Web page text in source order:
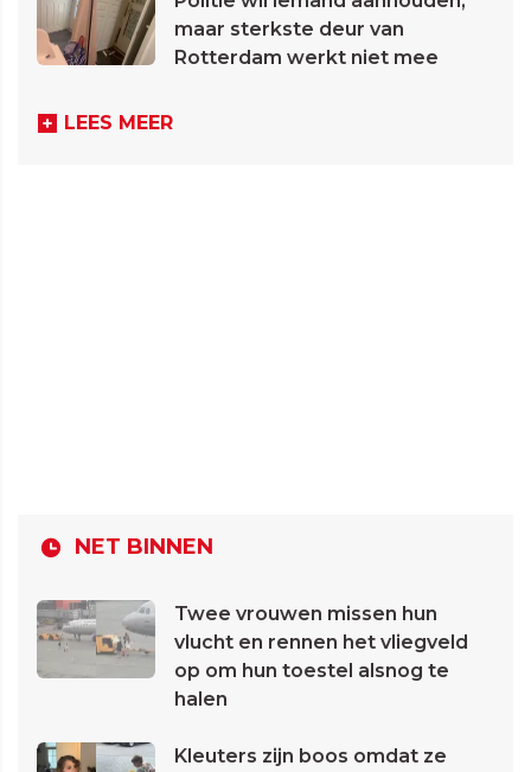
maar sterkste deur van
Rotterdam werkt niet mee
LEES MEER
NET BINNEN
Twee vrouwen missen hun
vlucht en rennen het vliegveld
op om hun toestel alsnog te
halen
Kleuters zijn boos omdat ze